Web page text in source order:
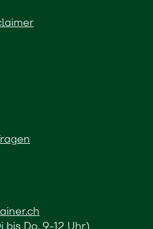
bis Do, 9-12 Uhr)